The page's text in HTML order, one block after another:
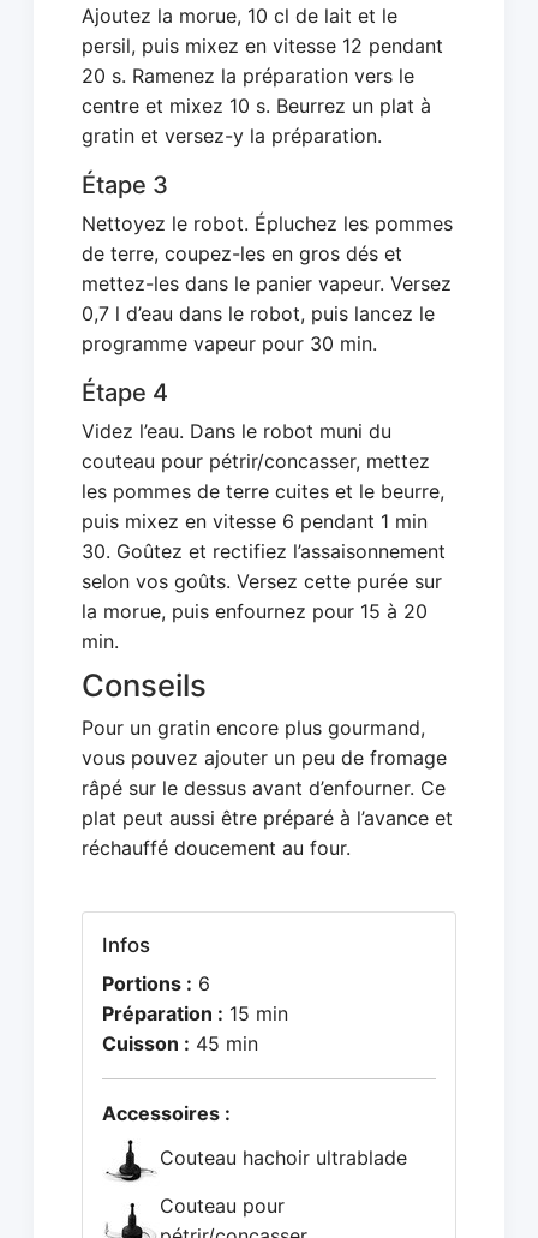
Ajoutez la morue, 10 cl de lait et le
persil, puis mixez en vitesse 12 pendant
20 s. Ramenez la préparation vers le
centre et mixez 10 s. Beurrez un plat à
gratin et versez-y la préparation.
Étape 3
Nettoyez le robot. Épluchez les pommes
de terre, coupez-les en gros dés et
mettez-les dans le panier vapeur. Versez
0,7 l d’eau dans le robot, puis lancez le
programme vapeur pour 30 min.
Étape 4
Videz l’eau. Dans le robot muni du
couteau pour pétrir/concasser, mettez
les pommes de terre cuites et le beurre,
puis mixez en vitesse 6 pendant 1 min
30. Goûtez et rectifiez l’assaisonnement
selon vos goûts. Versez cette purée sur
la morue, puis enfournez pour 15 à 20
min.
Conseils
Pour un gratin encore plus gourmand,
vous pouvez ajouter un peu de fromage
râpé sur le dessus avant d’enfourner. Ce
plat peut aussi être préparé à l’avance et
réchauffé doucement au four.
Infos
Portions : 6
Préparation : 15 min
Cuisson : 45 min
Accessoires :
Couteau hachoir ultrablade
Couteau pour